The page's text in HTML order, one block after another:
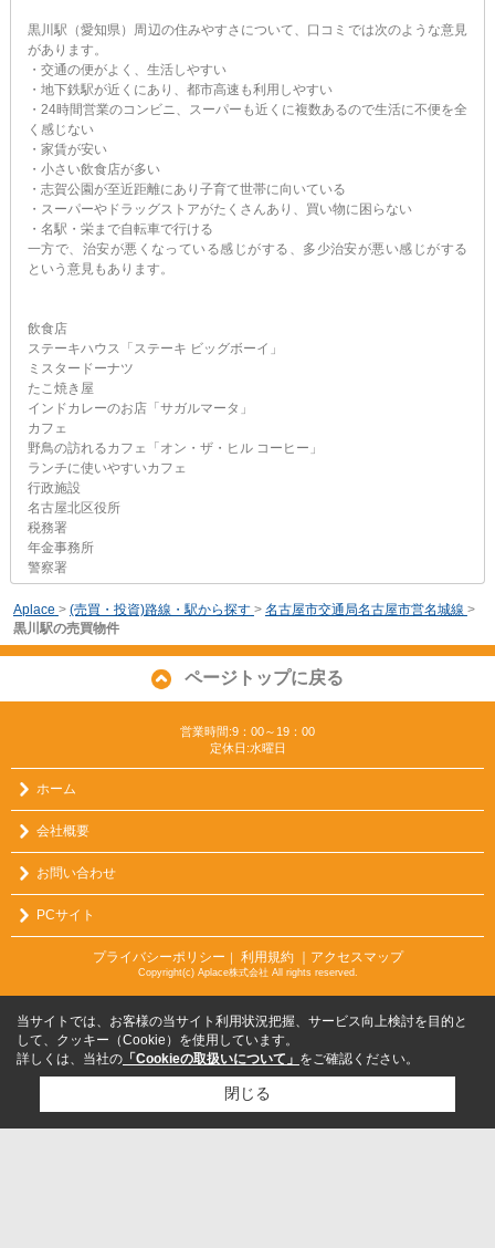
黒川駅（愛知県）周辺の住みやすさについて、口コミでは次のような意見
があります。
・交通の便がよく、生活しやすい
・地下鉄駅が近くにあり、都市高速も利用しやすい
・24時間営業のコンビニ、スーパーも近くに複数あるので生活に不便を全
く感じない
・家賃が安い
・小さい飲食店が多い
・志賀公園が至近距離にあり子育て世帯に向いている
・スーパーやドラッグストアがたくさんあり、買い物に困らない
・名駅・栄まで自転車で行ける
一方で、治安が悪くなっている感じがする、多少治安が悪い感じがする
という意見もあります。
飲食店
ステーキハウス「ステーキ ビッグボーイ」
ミスタードーナツ
たこ焼き屋
インドカレーのお店「サガルマータ」
カフェ
野鳥の訪れるカフェ「オン・ザ・ヒル コーヒー」
ランチに使いやすいカフェ
行政施設
名古屋北区役所
税務署
年金事務所
警察署
Aplace > (売買・投資)路線・駅から探す > 名古屋市交通局名古屋市営名城線 >
黒川駅の売買物件
ページトップに戻る
営業時間:9：00～19：00
定休日:水曜日
ホーム
会社概要
お問い合わせ
PCサイト
プライバシーポリシー ｜ 利用規約 ｜アクセスマップ
Copyright(c) Aplace株式会社 All rights reserved.
当サイトでは、お客様の当サイト利用状況把握、サービス向上検討を目的と
して、クッキー（Cookie）を使用しています。
詳しくは、当社の 「Cookieの取扱いについて」 をご確認ください。
閉じる